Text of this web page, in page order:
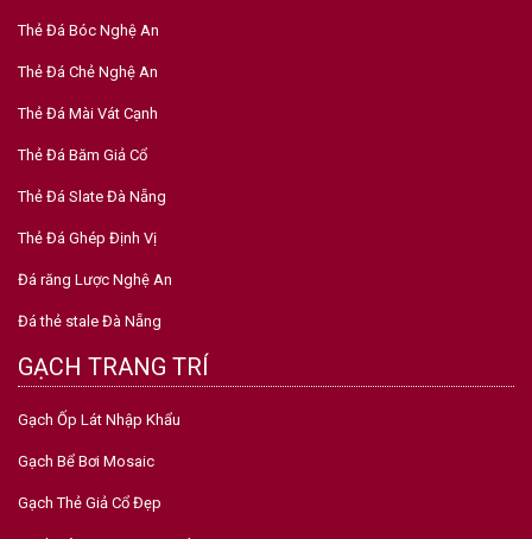
Thẻ Đá Bóc Nghệ An
Thẻ Đá Chẻ Nghệ An
Thẻ Đá Mài Vát Cạnh
Thẻ Đá Băm Giả Cổ
Thẻ Đá Slate Đà Nẵng
Thẻ Đá Ghép Định Vị
Đá răng Lược Nghệ An
Đá thẻ stale Đà Nẵng
GẠCH TRANG TRÍ
Gạch Ốp Lát Nhập Khẩu
Gạch Bể Bơi Mosaic
Gạch Thẻ Giả Cổ Đẹp